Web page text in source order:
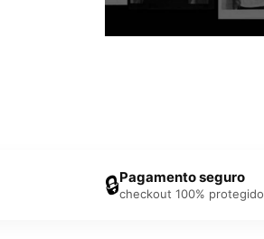
🔒Pagamento seguro
checkout 100% protegido